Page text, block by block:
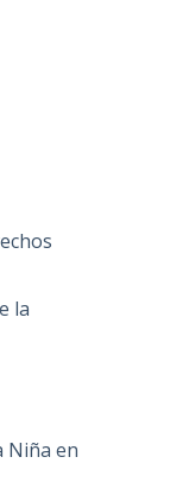
la
Niña en